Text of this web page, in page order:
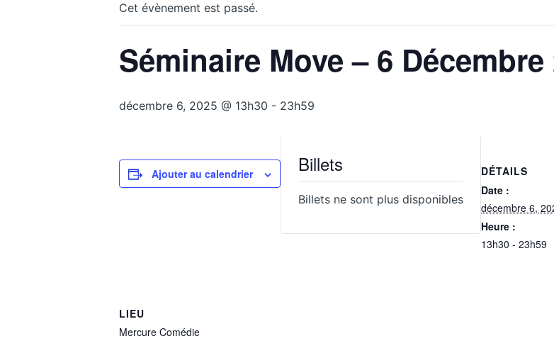
Cet évènement est passé.
Séminaire Move – 6 Décembre
décembre 6, 2025 @ 13h30 - 23h59
Ajouter au calendrier
DÉTAILS
Date :
décembre 6,
Heure :
13h30 - 23h59
LIEU
Mercure Comédie
Billets
Billets ne sont plus disponibles